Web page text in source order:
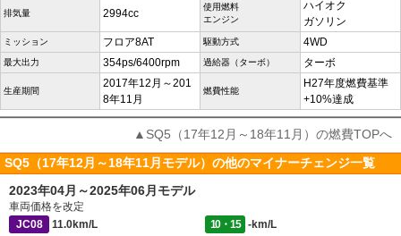
排気量 2994cc
使用燃料
エンジン
ハイオク
ガソリン
ミッション フロア8AT 駆動方式 4WD
最大出力 354ps/6400rpm 過給器（ターボ） ターボ
生産期間
2017年12月～201
8年11月
燃費性能
H27年度燃費基準
+10%達成
▲SQ5（17年12月～18年11月）の燃費TOPへ
SQ5（17年12月～18年11月モデル）の他のマイナーチェンジ一覧
2023年04月～2025年06月モデル
車両価格を改定
JC08
11.0km/L 10・15 -km/L